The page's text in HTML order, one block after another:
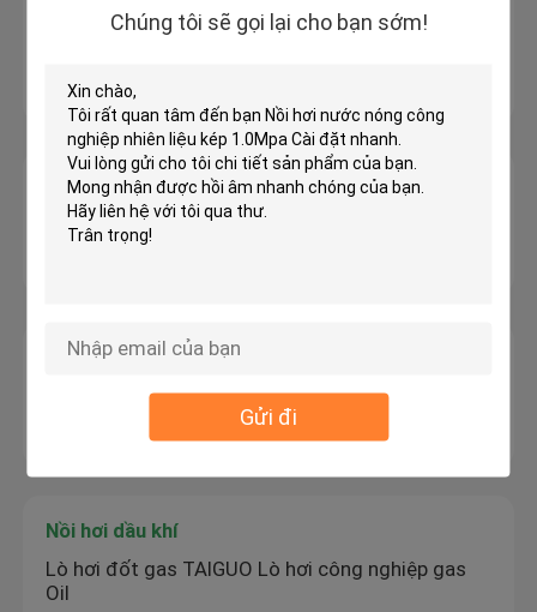
Chúng tôi sẽ gọi lại cho bạn sớm!
Gửi đi
lò khí nóng
Lò phản ứng được lót bằng kính
Các lò phản ứng đóng kính Ống kính Ứng dụng
công nghiệp Công nghiệp hóa chất
Các thiết bị phụ trợ nồi hơi
Bộ phụ trợ nồi hơi nhỏ gọn tiêu thụ năng lượng
thấp Hiệu suất ổn định
Nồi hơi dầu khí
Lò hơi đốt gas TAIGUO Lò hơi công nghiệp gas
Oil